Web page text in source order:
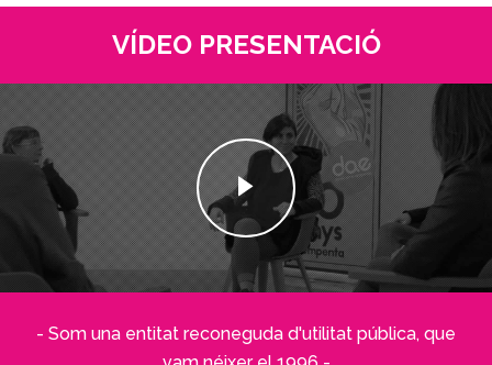
VÍDEO PRESENTACIÓ
- Som una entitat reconeguda d'utilitat pública, que